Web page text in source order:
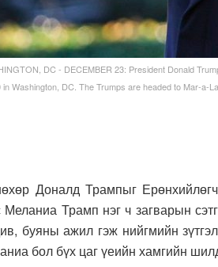
DC - DECEMBER 23: President Donald
in Washington, DC. The Trumps are headed to Mar-a-
Доналд Трампыг
Меланиа Трамп нэг ч загварын
буяны ажил гэж нийгмийн
бол бүх цаг үеийн хамгийн